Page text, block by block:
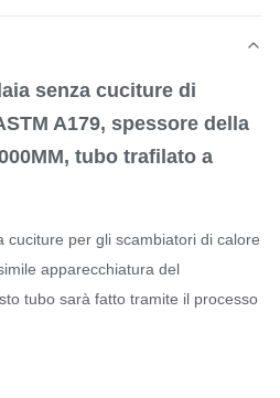
senza cuciture di
A179, spessore della
tubo trafilato a
cuciture per gli scambiatori di calore
apparecchiatura del
tubo sarà fatto tramite il processo